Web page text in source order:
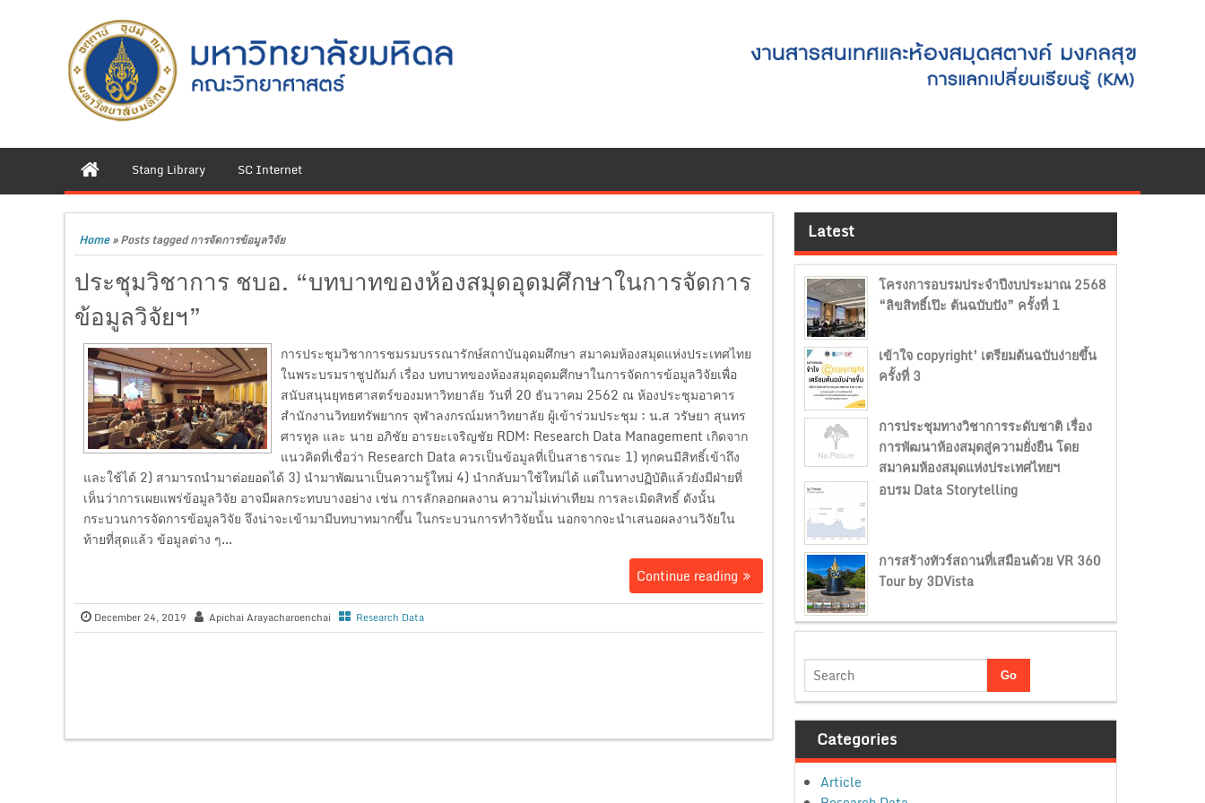
Stang Library SC Internet
Home»Posts tagged การจัดการข้อมูลวิจัย
ประชุมวิชาการ ชบอ. “บทบาทของห้องสมุดอุดมศึกษาในการจัดการ
ข้อมูลวิจัยฯ”
การประชุมวิชาการชมรมบรรณารักษ์สถาบันอุดมศึกษา สมาคมห้องสมุดแห่งประเทศไทย
ในพระบรมราชูปถัมภ์ เรื่อง บทบาทของห้องสมุดอุดมศึกษาในการจัดการข้อมูลวิจัยเพื่อ
สนับสนุนยุทธศาสตร์ของมหาวิทยาลัย วันที่ 20 ธันวาคม 2562 ณ ห้องประชุมอาคาร
สำนักงานวิทยทรัพยากร จุฬาลงกรณ์มหาวิทยาลัย ผู้เข้าร่วมประชุม : น.ส วรัษยา สุนทร
ศารทูล และ นาย อภิชัย อารยะเจริญชัย RDM: Research Data Management เกิดจาก
แนวคิดที่เชื่อว่า Research Data ควรเป็นข้อมูลที่เป็นสาธารณะ 1) ทุกคนมีสิทธิ์เข้าถึง
และใช้ได้ 2) สามารถนำมาต่อยอดได้ 3) นำมาพัฒนาเป็นความรู้ใหม่ 4) นำกลับมาใช้ใหม่ได้ แต่ในทางปฏิบัติแล้วยังมีฝ่ายที่
เห็นว่าการเผยแพร่ข้อมูลวิจัย อาจมีผลกระทบบางอย่าง เช่น การลักลอกผลงาน ความไม่เท่าเทียม การละเมิดสิทธิ์ ดังนั้น
กระบวนการจัดการข้อมูลวิจัย จึงน่าจะเข้ามามีบทบาทมากขึ้น ในกระบวนการทำวิจัยนั้น นอกจากจะนำเสนอผลงานวิจัยใน
ท้ายที่สุดแล้ว ข้อมูลต่าง ๆ...
Continue reading
December 24, 2019 Apichai Arayacharoenchai Research Data
Latest
โครงการอบรมประจำปีงบประมาณ 2568
“ลิขสิทธิ์เป๊ะ ต้นฉบับปัง” ครั้งที่ 1
เข้าใจ copyright’ เตรียมต้นฉบับง่ายขึ้น
ครั้งที่ 3
การประชุมทางวิชาการระดับชาติ เรื่อง
การพัฒนาห้องสมุดสู่ความยั่งยืน โดย
สมาคมห้องสมุดแห่งประเทศไทยฯ
อบรม Data Storytelling
การสร้างทัวร์สถานที่เสมือนด้วย VR 360
Tour by 3DVista
Categories
Article